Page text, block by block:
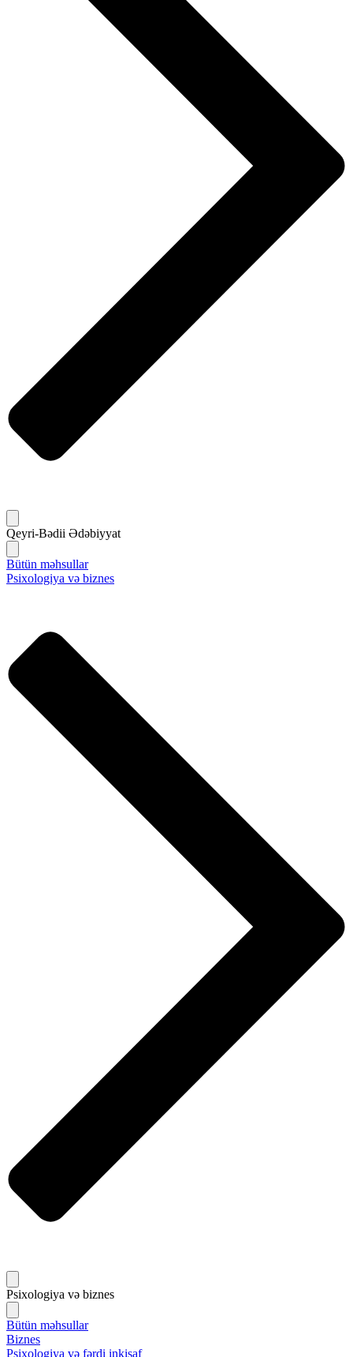
Qeyri-Bədii Ədəbiyyat
Bütün məhsullar
Psixologiya və biznes
Psixologiya və biznes
Bütün məhsullar
Biznes
Psixologiya və fərdi inkişaf